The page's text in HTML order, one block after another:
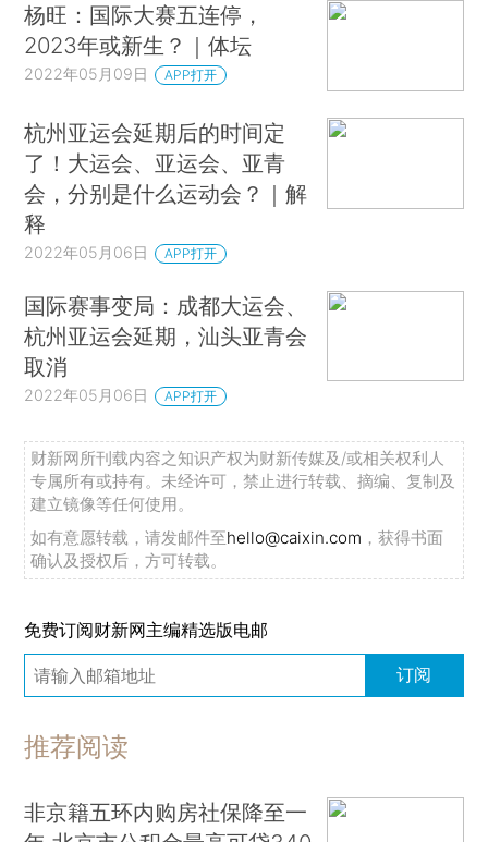
杨旺：国际大赛五连停，
2023年或新生？｜体坛
2022年05月09日 APP打开
杭州亚运会延期后的时间定
了！大运会、亚运会、亚青
会，分别是什么运动会？｜解
释
2022年05月06日 APP打开
国际赛事变局：成都大运会、
杭州亚运会延期，汕头亚青会
取消
2022年05月06日 APP打开
财新网所刊载内容之知识产权为财新传媒及/或相关权利人
专属所有或持有。未经许可，禁止进行转载、摘编、复制及
建立镜像等任何使用。
如有意愿转载，请发邮件至hello@caixin.com ，获得书面
确认及授权后，方可转载。
免费订阅财新网主编精选版电邮
订阅
推荐阅读
非京籍五环内购房社保降至一